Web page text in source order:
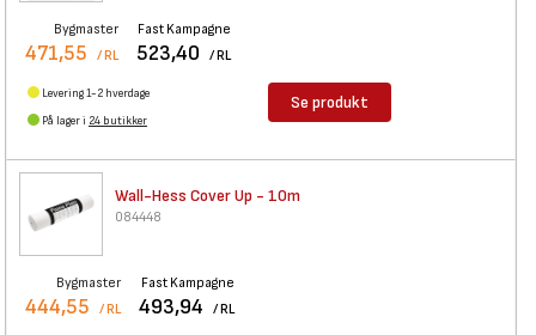
Bygmaster
471,55 / RL
Fast Kampagne
523,40 / RL
Levering 1-2 hverdage
På lager i 24 butikker
Se produkt
Wall-Hess Cover Up - 10m
084448
Bygmaster
444,55 / RL
Fast Kampagne
493,94 / RL